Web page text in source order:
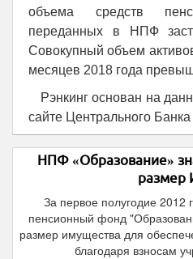
объема средств
переданных в НПФ
Совокупный объем
месяцев 2018 года
Рэнкинг основан на
сайте Центрального
НПФ «Образование»
размер
За первое полугодие 2012
пенсионный фонд
размер имущества для
благодаря взносам